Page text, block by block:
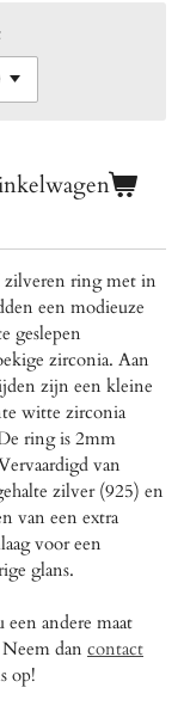
ring met in
een modieuze
geslepen
zirconia. Aan
zijn een kleine
witte zirconia
ring is 2mm
van
zilver (925) en
van een extra
voor een
glans.
een andere maat
dan contact
op!